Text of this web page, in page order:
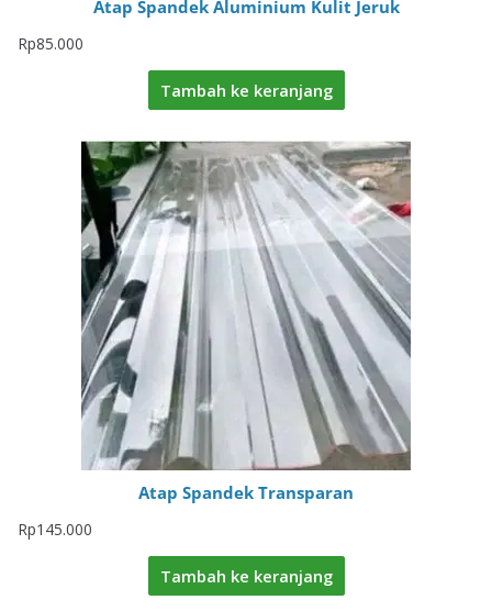
Atap Spandek Aluminium Kulit Jeruk
Rp85.000
Tambah ke keranjang
Atap Spandek Transparan
Rp145.000
Tambah ke keranjang